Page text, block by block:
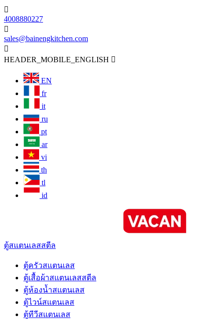

4008880227

sales@bainengkitchen.com

HEADER_MOBILE_ENGLISH 
EN
fr
it
ru
pt
ar
vi
th
tl
id
ตู้สแตนเลสสตีล
ตู้ครัวสแตนเลส
ตู้เสื้อผ้าสแตนเลสสตีล
ตู้ห้องน้ำสแตนเลส
ตู้ไวน์สแตนเลส
ตู้ทีวีสแตนเลส